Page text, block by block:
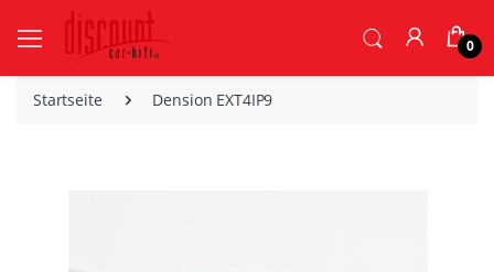
0
Startseite Dension EXT4IP9